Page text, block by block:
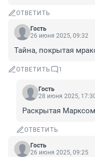
ОТВЕТИТЬ
Гость
26 июня 2025, 09:32
Тайна, покрытая
ОТВЕТИТЬ 1
Гость
28 июня 2025,
Раскрытая Марксом
ОТВЕТИТЬ
Гость
26 июня 2025, 09:25